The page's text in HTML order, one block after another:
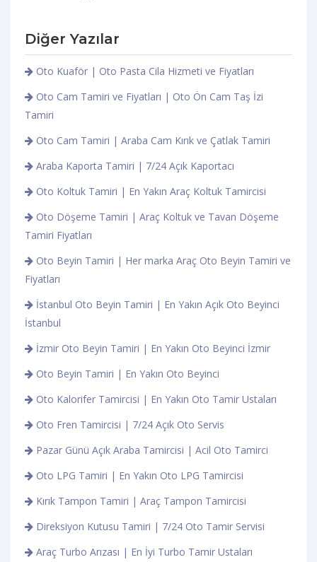
Diğer Yazılar
Oto Kuaför | Oto Pasta Cila Hizmeti ve Fiyatları
Oto Cam Tamiri ve Fiyatları | Oto Ön Cam Taş İzi
Tamiri
Oto Cam Tamiri | Araba Cam Kırık ve Çatlak Tamiri
Araba Kaporta Tamiri | 7/24 Açık Kaportacı
Oto Koltuk Tamiri | En Yakın Araç Koltuk Tamircisi
Oto Döşeme Tamiri | Araç Koltuk ve Tavan Döşeme
Tamiri Fiyatları
Oto Beyin Tamiri | Her marka Araç Oto Beyin Tamiri ve
Fiyatları
İstanbul Oto Beyin Tamiri | En Yakın Açık Oto Beyinci
İstanbul
İzmir Oto Beyin Tamiri | En Yakın Oto Beyinci İzmir
Oto Beyin Tamiri | En Yakın Oto Beyinci
Oto Kalorifer Tamircisi | En Yakın Oto Tamir Ustaları
Oto Fren Tamircisi | 7/24 Açık Oto Servis
Pazar Günü Açık Araba Tamircisi | Acil Oto Tamirci
Oto LPG Tamiri | En Yakın Oto LPG Tamircisi
Kırık Tampon Tamiri | Araç Tampon Tamircisi
Direksiyon Kutusu Tamiri | 7/24 Oto Tamir Servisi
Araç Turbo Arızası | En İyi Turbo Tamir Ustaları